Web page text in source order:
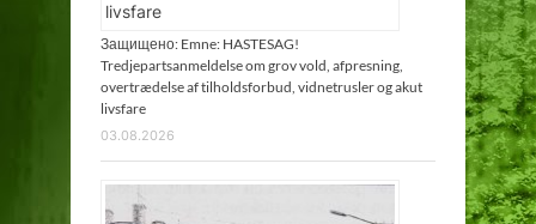
Защищено: Emne: HASTESAG!
Tredjepartsanmeldelse om grov vold, afpresning,
overtrædelse af tilholdsforbud, vidnetrusler og akut
livsfare
03.08.2026